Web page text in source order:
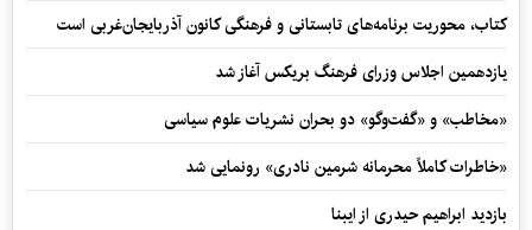
کتاب، محوریت برنامه‌های تابستانی و فرهنگی کانون آذربایجان‌غربی است
یازدهمین اجلاس وزرای فرهنگ بریکس آغاز شد
«مخاطب» و «گفت‌وگو» دو بحران نشریات علوم سیاسی
«خاطرات کاملاً محرمانه شرمین نادری» رونمایی شد
بازدید ابراهیم حیدری از ایبنا